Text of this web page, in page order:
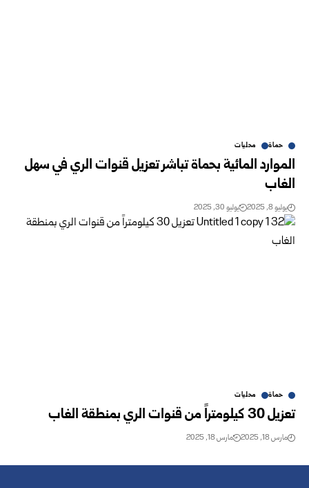
حماة محليات
الموارد المائية بحماة تباشر تعزيل قنوات الري في سهل
الغاب
يوليو 8, 2025 يوليو 30, 2025
حماة محليات
تعزيل 30 كيلومتراً من قنوات الري بمنطقة الغاب
مارس 18, 2025 مارس 18, 2025